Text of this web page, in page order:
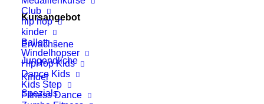
Club
hip hop
kinder
Ballett
Windelhopser
HipHop Kids
Dance Kids
Kids Step
Fitness Dance
Kursangebot
Erwachsene
Jungendliche
Kinder
Spezials